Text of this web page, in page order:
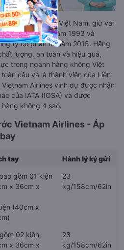
ty Hàng không Việt Nam, giữ vai
gia, thành lập năm 1993 và
ty cổ phần từ năm 2015. Hãng
lượng, an toàn và hiệu quả,
trong ngành hàng không Việt
cầu và là thành viên của Liên
Airlines vinh dự được nhận
của IATA (IOSA) và được
không 4 sao.
Vietnam Airlines - Áp
tay Hành lý ký gửi
bao gồm 01 kiện
x 36cm x
(40cm x
23
kg/158cm/62in
gồm 02 kiện
x 36cm x
23
kg/158cm/62in